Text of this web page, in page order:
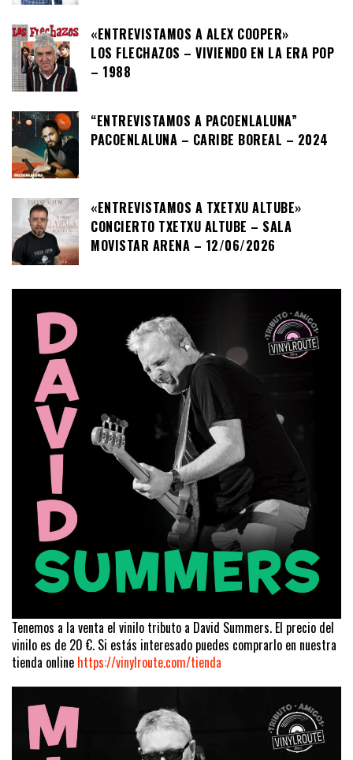
«ENTREVISTAMOS A ALEX COOPER»
LOS FLECHAZOS – VIVIENDO EN LA ERA POP
– 1988
“ENTREVISTAMOS A PACOENLALUNA”
PACOENLALUNA – CARIBE BOREAL – 2024
«ENTREVISTAMOS A TXETXU ALTUBE»
CONCIERTO TXETXU ALTUBE – SALA
MOVISTAR ARENA – 12/06/2026
Tenemos a la venta el vinilo tributo a David Summers. El precio del
vinilo es de 20 €. Si estás interesado puedes comprarlo en nuestra
tienda online https://vinylroute.com/tienda